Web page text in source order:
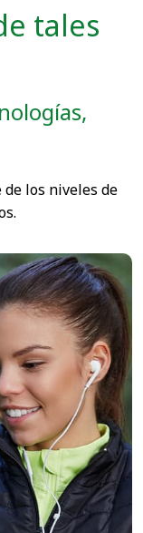
tales
de los niveles de